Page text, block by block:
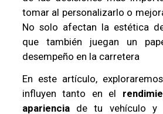
tomar al personalizarlo o
No solo afectan la estética
que también juegan un
desempeño en la carretera
En este artículo,
influyen tanto en el
aparienciade tu vehículo y